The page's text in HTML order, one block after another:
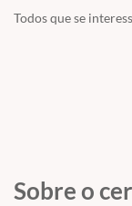
Todos que se
Sobre o